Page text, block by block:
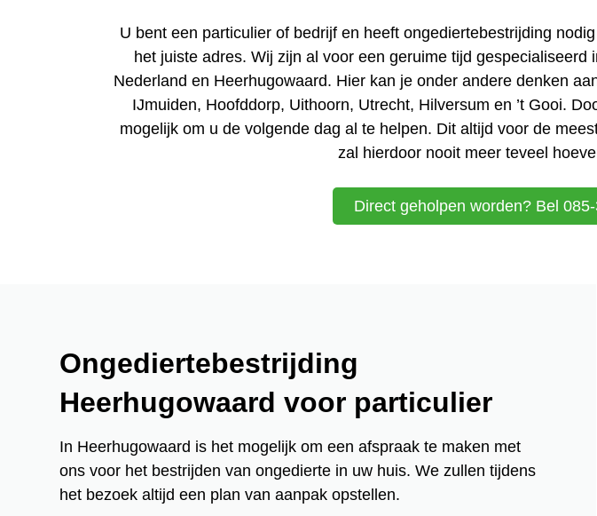
U bent een particulier of bedrijf en heeft ongediertebestrijding
het juiste adres. Wij zijn al voor een geruime tijd
Nederland en Heerhugowaard. Hier kan je onder andere denken
IJmuiden, Hoofddorp, Uithoorn, Utrecht, Hilversum en ’t Gooi.
mogelijk om u de volgende dag al te helpen. Dit altijd voor de
zal hierdoor nooit meer teveel
Direct geholpen worden? Bel
Ongediertebestrijding
Heerhugowaard voor particulier
In Heerhugowaard is het mogelijk om een afspraak te maken met
ons voor het bestrijden van ongedierte in uw huis. We zullen tijdens
het bezoek altijd een plan van aanpak opstellen.